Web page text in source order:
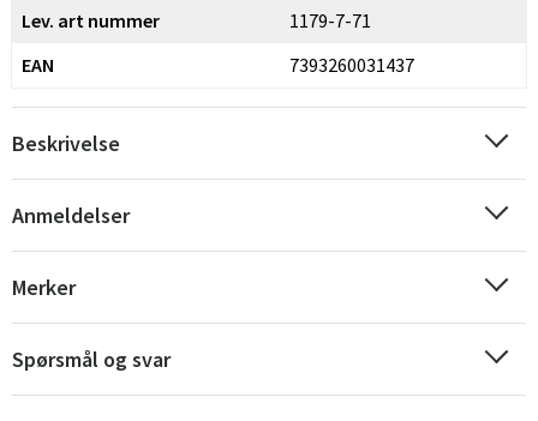
Norge
Suomi
Lev. art nummer
1179-7-71
EAN
7393260031437
Beskrivelse
Anmeldelser
Merker
Spørsmål og svar